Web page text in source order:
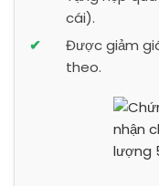
cái).
Được giảm
theo.